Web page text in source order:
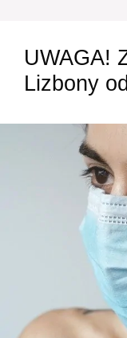
UWAGA!
Lizbony